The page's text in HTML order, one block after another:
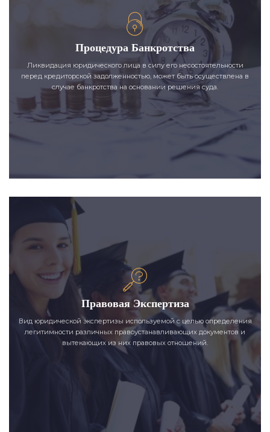
Процедура Банкротства
Ликвидация юридического лица в силу его несостоятельности
перед кредиторской задолженностью, может быть осуществлена в
случае банкротства на основании решения суда.
Правовая Экспертиза
Вид юридической экспертизы используемой с целью определения
легитимности различных правоустанавливающих документов и
вытекающих из них правовых отношений.